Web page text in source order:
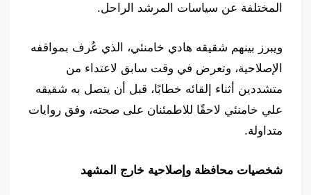
المختلفة عن سياسات المرشد الراحل.
ويبرز بينهم شقيقه هادي خامنئي، الذي عُرف بمواقفه
الإصلاحية، وتعرض في وقت سابق لاعتداء من
متشددين أثناء إلقائه خطابًا، قبل أن يتصل به شقيقه
علي خامنئي لاحقًا للاطمئنان على صحته، وفق روايات
متداولة.
شخصيات محافظة وإصلاحية خارج المشهد